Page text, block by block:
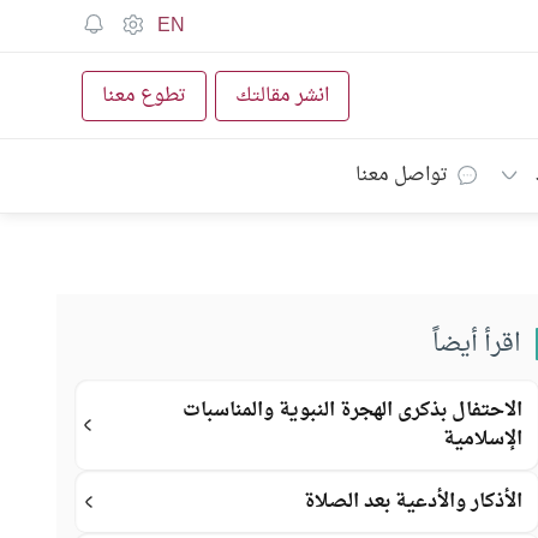
EN
انشر مقالتك تطوع معنا
تواصل معنا
اقرأ أيضاً
الاحتفال بذكرى الهجرة النبوية والمناسبات
الإسلامية
الأذكار والأدعية بعد الصلاة